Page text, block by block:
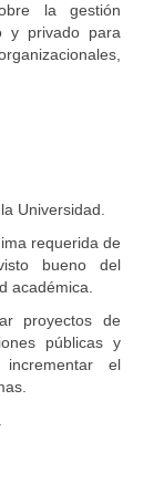
la gestión
y privado para
Universidad.
requerida de
bueno del
académica.
proyectos de
públicas y
el